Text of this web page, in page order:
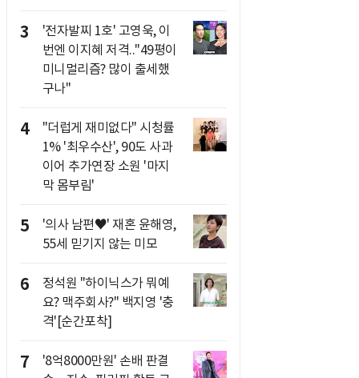
3
'전자발찌 1호' 고영욱, 이
번엔 이지혜 저격.."49평이
미니멀리즘? 많이 출세했
구나"
4
"더럽게 재미없다" 시청률
1% '최우수산', 90도 사과
이어 추가연장 소원 '마지
막 몸부림'
5
'의사 남편♥' 재혼 윤해영,
55세 믿기지 않는 미모
6
정석원 "하이닉스가 뭐예
요? 맥주회사?" 백지영 '충
격'[순간포착]
7
'8억8000만원' 손배 판결